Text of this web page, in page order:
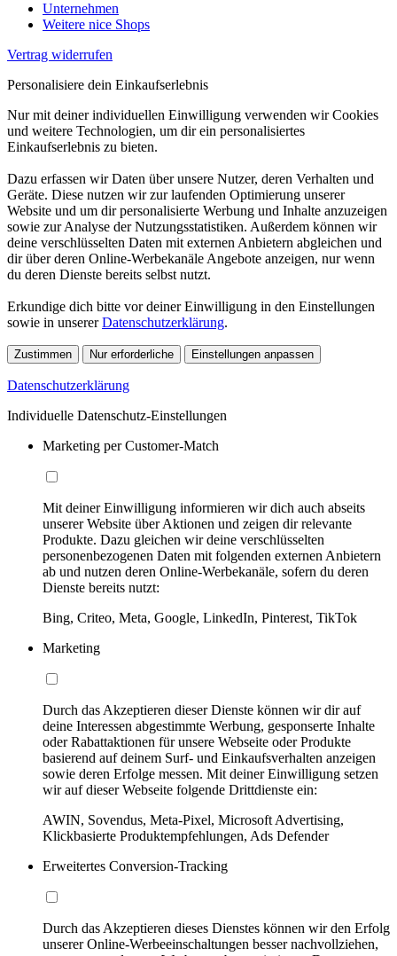
Unternehmen
Weitere nice Shops
Vertrag widerrufen
Personalisiere dein Einkaufserlebnis
Nur mit deiner individuellen Einwilligung verwenden wir Cookies
und weitere Technologien, um dir ein personalisiertes
Einkaufserlebnis zu bieten.
Dazu erfassen wir Daten über unsere Nutzer, deren Verhalten und
Geräte. Diese nutzen wir zur laufenden Optimierung unserer
Website und um dir personalisierte Werbung und Inhalte anzuzeigen
sowie zur Analyse der Nutzungsstatistiken. Außerdem können wir
deine verschlüsselten Daten mit externen Anbietern abgleichen und
dir über deren Online-Werbekanäle Angebote anzeigen, nur wenn
du deren Dienste bereits selbst nutzt.
Erkundige dich bitte vor deiner Einwilligung in den Einstellungen
sowie in unsererDatenschutzerklärung.
Zustimmen Nur erforderliche Einstellungen anpassen
Datenschutzerklärung
Individuelle Datenschutz-Einstellungen
Marketing per Customer-Match
Mit deiner Einwilligung informieren wir dich auch abseits
unserer Website über Aktionen und zeigen dir relevante
Produkte. Dazu gleichen wir deine verschlüsselten
personenbezogenen Daten mit folgenden externen Anbietern
ab und nutzen deren Online-Werbekanäle, sofern du deren
Dienste bereits nutzt:
Bing, Criteo, Meta, Google, LinkedIn, Pinterest, TikTok
Marketing
Durch das Akzeptieren dieser Dienste können wir dir auf
deine Interessen abgestimmte Werbung, gesponserte Inhalte
oder Rabattaktionen für unsere Webseite oder Produkte
basierend auf deinem Surf- und Einkaufsverhalten anzeigen
sowie deren Erfolge messen. Mit deiner Einwilligung setzen
wir auf dieser Webseite folgende Drittdienste ein:
AWIN, Sovendus, Meta-Pixel, Microsoft Advertising,
Klickbasierte Produktempfehlungen, Ads Defender
Erweitertes Conversion-Tracking
Durch das Akzeptieren dieses Dienstes können wir den Erfolg
unserer Online-Werbeeinschaltungen besser nachvollziehen,